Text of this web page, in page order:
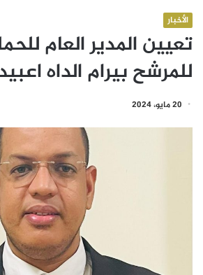
الأخبار
تعيين المدير العام
للمرشح بيرام الداه
20 مايو، 2024